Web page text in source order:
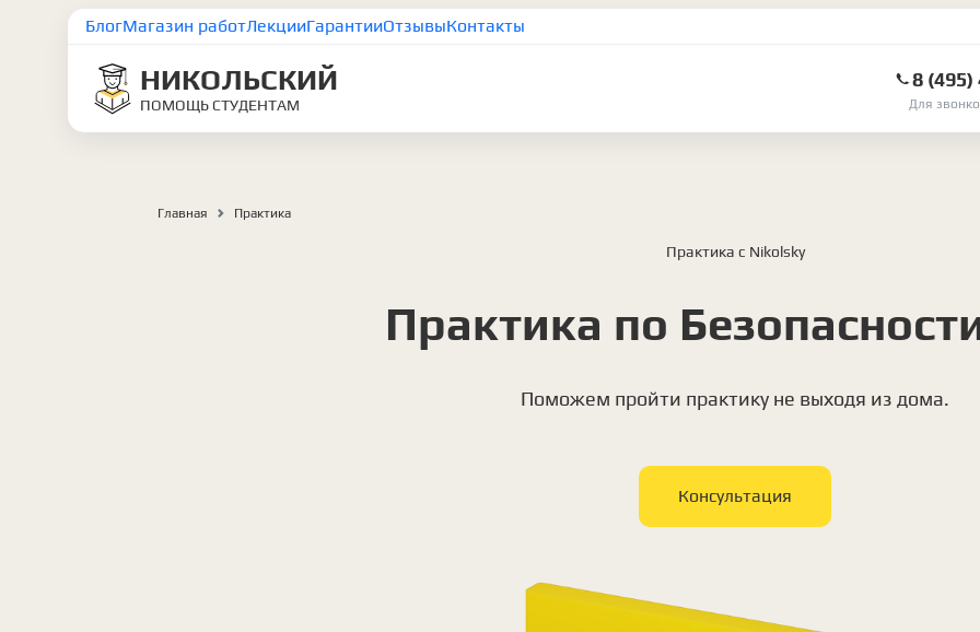
БлогМагазин работЛекцииГарантииОтзывыКонтакты
НИКОЛЬСКИЙ
ПОМОЩЬ СТУДЕНТАМ
8 (495)
Для
Главная Практика
Практика с Nikolsky
Практика по
Поможем пройти практику не выходя из дома.
Консультация